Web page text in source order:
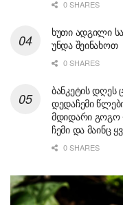
0 SHARES
ხუთი ადგილი
უნდა შეინახოთ
0 SHARES
ბანკეტის დღეს
დედაჩემი
მდიდარი გოგო
ჩემი და მაინც
0 SHARES